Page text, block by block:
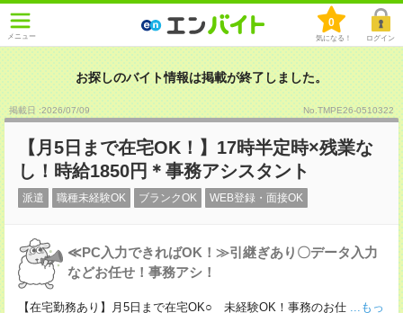
メニュー
0
気になる！ ログイン
お探しのバイト情報は掲載が終了しました。
掲載日 :2026/07/09 No.TMPE26-0510322
【月5日まで在宅OK！】17時半定時×残業な
し！時給1850円＊事務アシスタント
派遣 職種未経験OK ブランクOK WEB登録・面接OK
≪PC入力できればOK！≫引継ぎあり〇データ入力
などお任せ！事務アシ！
【在宅勤務あり】月5日まで在宅OK○ 未経験OK！事務のお仕 ...もっ